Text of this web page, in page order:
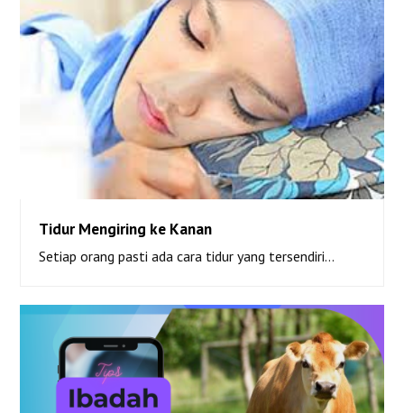
Tidur Mengiring ke Kanan
Tidur Mengiring ke Kanan
Setiap orang pasti ada cara tidur yang tersendiri…